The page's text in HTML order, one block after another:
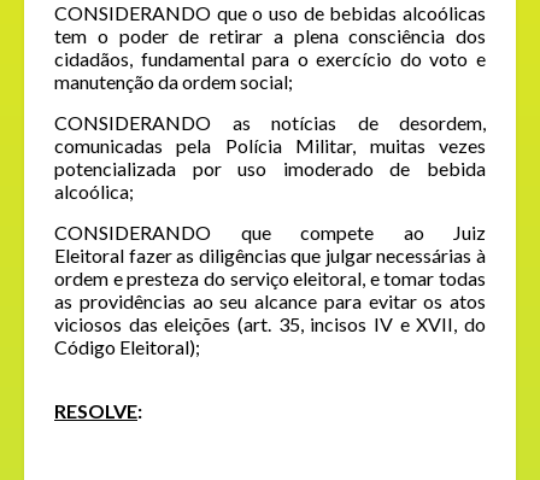
CONSIDERANDO que o uso de bebidas alcoólicas
tem o poder de retirar a plena consciência dos
cidadãos, fundamental para o exercício do voto e
manutenção da ordem social;
CONSIDERANDO as notícias de desordem,
comunicadas pela Polícia Militar, muitas vezes
potencializada por uso imoderado de bebida
alcoólica;
CONSIDERANDO que compete ao Juiz
Eleitoral fazer as diligências que julgar necessárias à
ordem e presteza do serviço eleitoral, e tomar todas
as providências ao seu alcance para evitar os atos
viciosos das eleições (art. 35, incisos IV e XVII, do
Código Eleitoral);
RESOLVE: